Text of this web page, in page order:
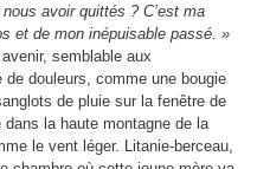
avoir quittés ? C’est ma
et de mon inépuisable passé. »
semblable aux
de douleurs, comme une bougie
de pluie sur la fenêtre de
dans la haute montagne de la
le vent léger. Litanie-berceau,